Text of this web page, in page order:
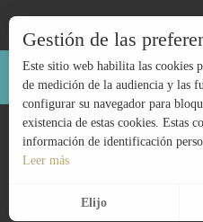
Avisos legales
Gestión de las
Este sitio web habilita las cookies
de medición de la audiencia y las
configurar su navegador para
existencia de estas cookies. Estas
información de identificación
Leer más
Elijo